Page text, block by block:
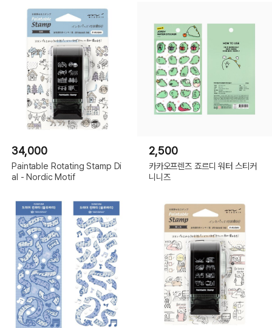
34,000
Paintable Rotating Stamp Di
al - Nordic Motif
2,500
카카오프렌즈 죠르디 워터 스티커
니니즈